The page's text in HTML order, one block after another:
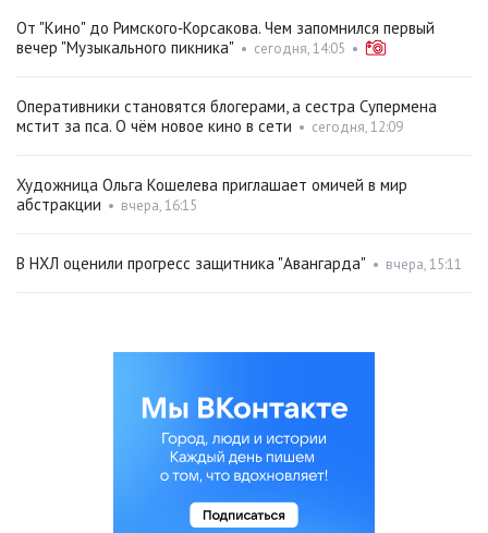
От "Кино" до Римского‑Корсакова. Чем запомнился первый
вечер "Музыкального пикника" • сегодня, 14:05 •
Оперативники становятся блогерами, а сестра Супермена
мстит за пса. О чём новое кино в сети • сегодня, 12:09
Художница Ольга Кошелева приглашает омичей в мир
абстракции • вчера, 16:15
В НХЛ оценили прогресс защитника "Авангарда" • вчера, 15:11